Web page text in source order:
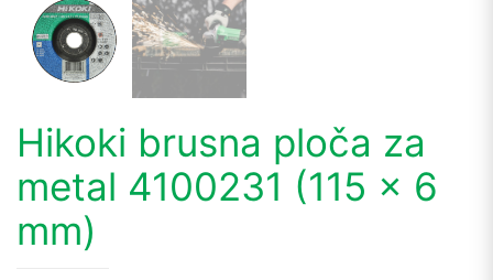
Hikoki brusna ploča za
metal 4100231 (115 x 6
mm)